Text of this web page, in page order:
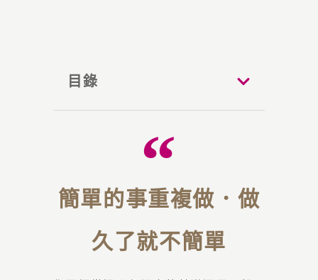
目錄
簡單的事重複做．做
久了就不簡單